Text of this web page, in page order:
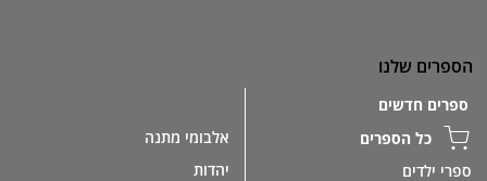
הספרים שלנו
ספרים חדשים
כל הספרים
ספרי ילדים
אלבומי מתנה
יהדות